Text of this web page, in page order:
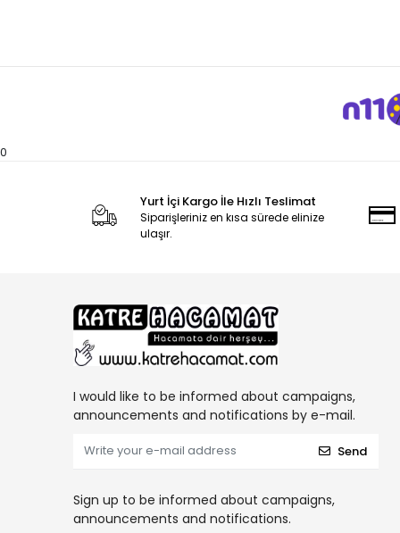
0
Yurt İçi Kargo İle Hızlı Teslimat
Siparişleriniz en kısa sürede elinize
ulaşır.
I would like to be informed about campaigns,
announcements and notifications by e-mail.
Send
Sign up to be informed about campaigns,
announcements and notifications.